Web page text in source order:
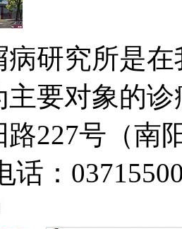
病研究所是
主要对象的诊
路227号（南
话：